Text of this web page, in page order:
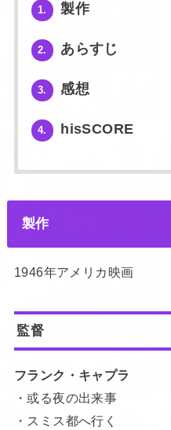
1. 製作
2. あらすじ
3. 感想
4. hisSCORE
製作
1946年アメリカ映画
監督
フランク・キャプラ
・或る夜の出来事
・スミス都へ行く